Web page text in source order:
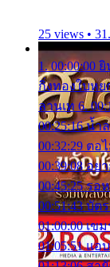
25 views •
1. 00:00:00
กิ่งทองใบหย
ลานเท 6.
00:25:16 น้ำ
00:32:29 ตอ
00:39:08 อย
00:45:25 รอ
00:51:43 บัต
01:00:00 เข
01:05:51 แอ